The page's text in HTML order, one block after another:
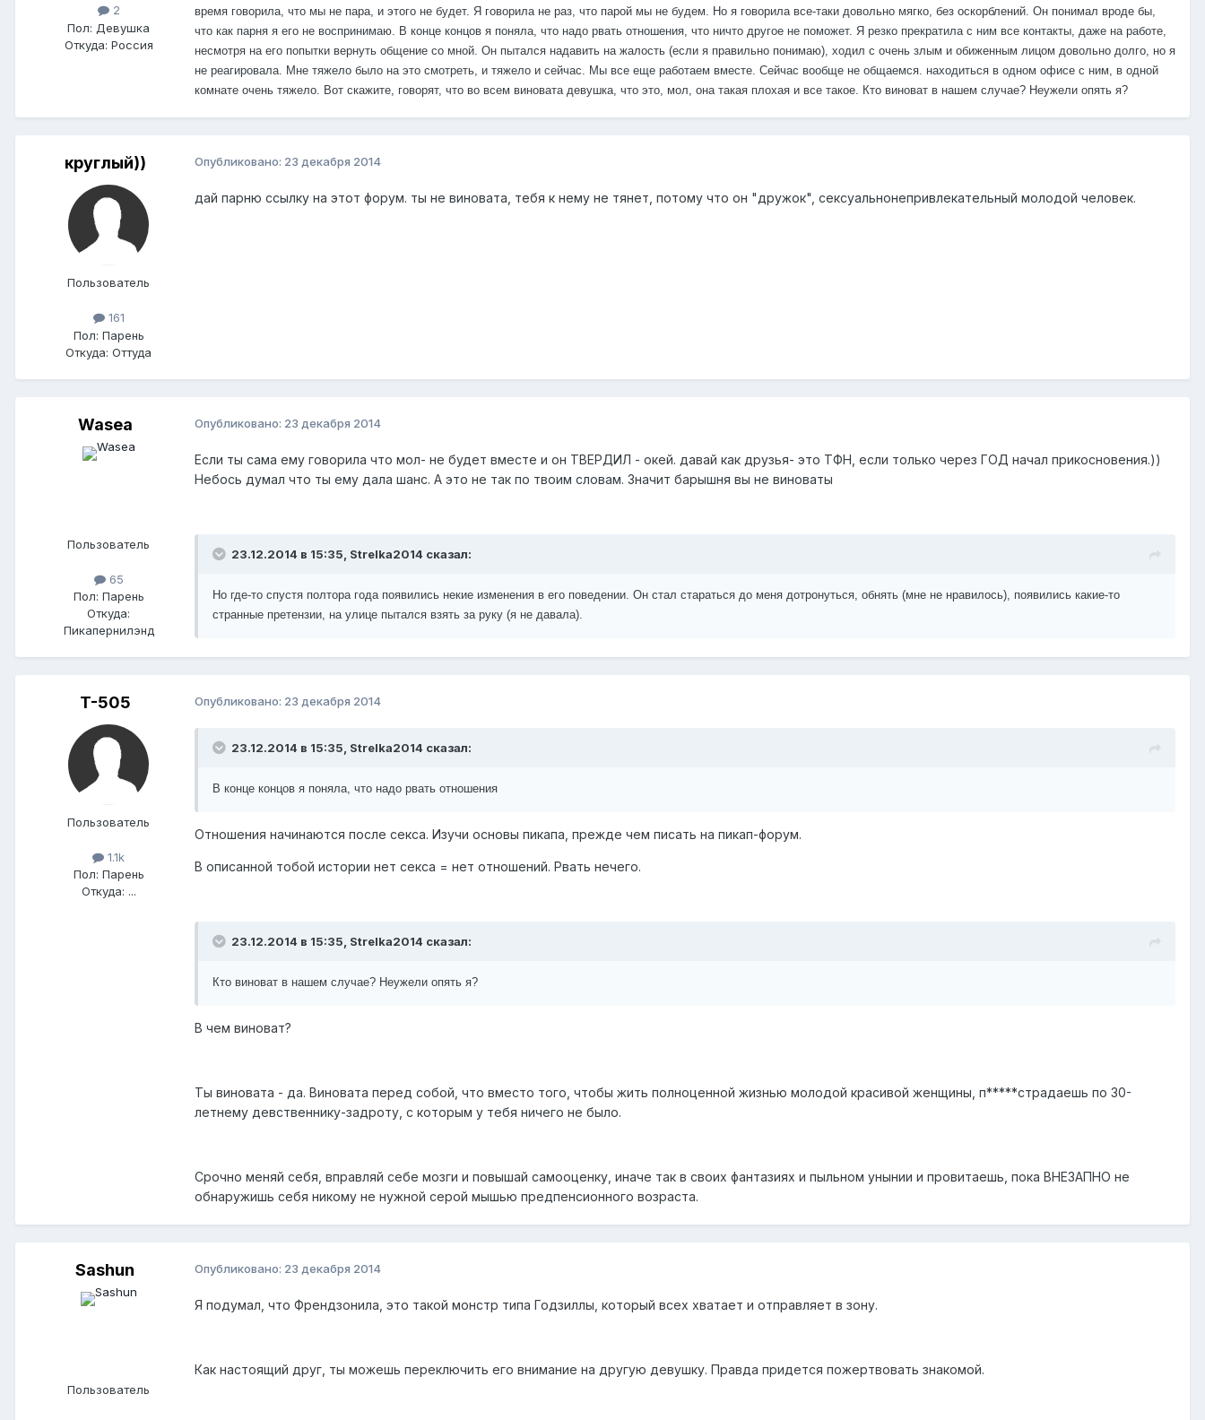
2
Пол: Девушка
Откуда: Россия
время говорила, что мы не пара, и этого не будет. Я говорила не раз, что парой мы не будем. Но я говорила все-таки довольно мягко, без оскорблений. Он понимал вроде бы,
что как парня я его не воспринимаю. В конце концов я поняла, что надо рвать отношения, что ничто другое не поможет. Я резко прекратила с ним все контакты, даже на работе,
несмотря на его попытки вернуть общение со мной. Он пытался надавить на жалость (если я правильно понимаю), ходил с очень злым и обиженным лицом довольно долго, но я
не реагировала. Мне тяжело было на это смотреть, и тяжело и сейчас. Мы все еще работаем вместе. Сейчас вообще не общаемся. находиться в одном офисе с ним, в одной
комнате очень тяжело. Вот скажите, говорят, что во всем виновата девушка, что это, мол, она такая плохая и все такое. Кто виноват в нашем случае? Неужели опять я?
круглый))
Пользователь
161
Пол: Парень
Откуда: Оттуда
Опубликовано: 23 декабря 2014
дай парню ссылку на этот форум. ты не виновата, тебя к нему не тянет, потому что он "дружок", сексуальнонепривлекательный молодой человек.
Wasea
Пользователь
65
Пол: Парень
Откуда:
Пикапернилэнд
Опубликовано: 23 декабря 2014
Если ты сама ему говорила что мол- не будет вместе и он ТВЕРДИЛ - окей. давай как друзья- это ТФН, если только через ГОД начал прикосновения.))
Небось думал что ты ему дала шанс. А это не так по твоим словам. Значит барышня вы не виноваты
23.12.2014 в 15:35, Strelka2014 сказал:
Но где-то спустя полтора года появились некие изменения в его поведении. Он стал стараться до меня дотронуться, обнять (мне не нравилось), появились какие-то
странные претензии, на улице пытался взять за руку (я не давала).
T-505
Пользователь
1.1k
Пол: Парень
Откуда: ...
Опубликовано: 23 декабря 2014
23.12.2014 в 15:35, Strelka2014 сказал:
В конце концов я поняла, что надо рвать отношения
Отношения начинаются после секса. Изучи основы пикапа, прежде чем писать на пикап-форум.
В описанной тобой истории нет секса = нет отношений. Рвать нечего.
23.12.2014 в 15:35, Strelka2014 сказал:
Кто виноват в нашем случае? Неужели опять я?
В чем виноват?
Ты виновата - да. Виновата перед собой, что вместо того, чтобы жить полноценной жизнью молодой красивой женщины, п*****страдаешь по 30-
летнему девственнику-задроту, с которым у тебя ничего не было.
Срочно меняй себя, вправляй себе мозги и повышай самооценку, иначе так в своих фантазиях и пыльном унынии и провитаешь, пока ВНЕЗАПНО не
обнаружишь себя никому не нужной серой мышью предпенсионного возраста.
Sashun
Пользователь
Опубликовано: 23 декабря 2014
Я подумал, что Френдзонила, это такой монстр типа Годзиллы, который всех хватает и отправляет в зону.
Как настоящий друг, ты можешь переключить его внимание на другую девушку. Правда придется пожертвовать знакомой.